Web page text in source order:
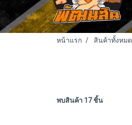
หน้าแรก สินค้าทั้งหมด
พบสินค้า 17 ชิ้น